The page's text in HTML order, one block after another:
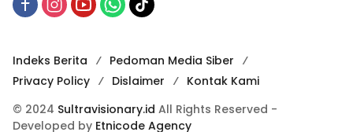
Indeks Berita
Pedoman Media Siber
Privacy Policy
Dislaimer
Kontak Kami
© 2024 Sultravisionary.id All Rights Reserved -
Developed by Etnicode Agency